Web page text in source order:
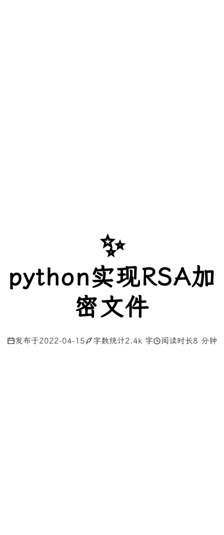
✨
python实现RSA加
密文件
发布于2022-04-15 字数统计2.4k 字 阅读时长8 分钟